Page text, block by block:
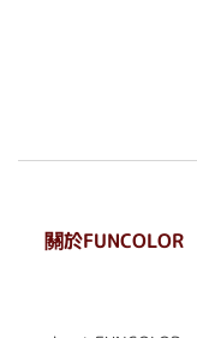
關於FUNCOLOR